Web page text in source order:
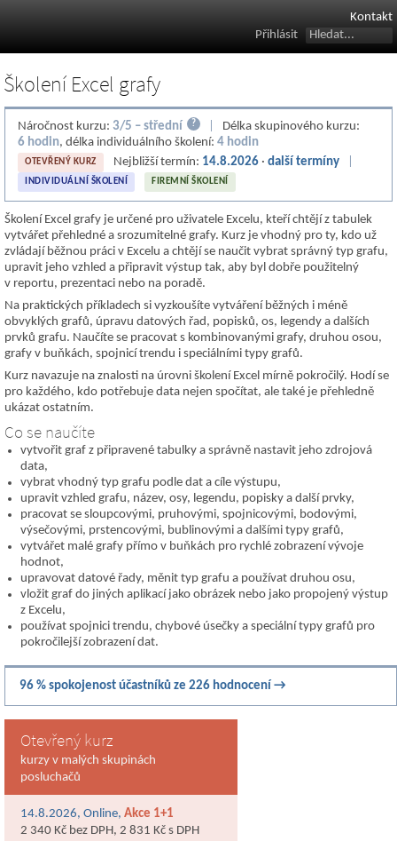
Kontakt
Přihlásit
Školení Excel grafy
Náročnost kurzu: 3/5 – střední ?
Délka skupinového kurzu:
6 hodin, délka individuálního školení: 4 hodin
OTEVŘENÝ KURZ Nejbližší termín: 14.8.2026· další termíny
INDIVIDUÁLNÍ ŠKOLENÍ FIREMNÍ ŠKOLENÍ
Školení Excel grafy je určené pro uživatele Excelu, kteří chtějí z tabulek
vytvářet přehledné a srozumitelné grafy. Kurz je vhodný pro ty, kdo už
zvládají běžnou práci v Excelu a chtějí se naučit vybrat správný typ grafu,
upravit jeho vzhled a připravit výstup tak, aby byl dobře použitelný
v reportu, prezentaci nebo na poradě.
Na praktických příkladech si vyzkoušíte vytváření běžných i méně
obvyklých grafů, úpravu datových řad, popisků, os, legendy a dalších
prvků grafu. Naučíte se pracovat s kombinovanými grafy, druhou osou,
grafy v buňkách, spojnicí trendu i speciálními typy grafů.
Kurz navazuje na znalosti na úrovni školení Excel mírně pokročilý. Hodí se
pro každého, kdo potřebuje data nejen spočítat, ale také je přehledně
ukázat ostatním.
Co se naučíte
vytvořit graf z připravené tabulky a správně nastavit jeho zdrojová
data,
vybrat vhodný typ grafu podle dat a cíle výstupu,
upravit vzhled grafu, název, osy, legendu, popisky a další prvky,
pracovat se sloupcovými, pruhovými, spojnicovými, bodovými,
výsečovými, prstencovými, bublinovými a dalšími typy grafů,
vytvářet malé grafy přímo v buňkách pro rychlé zobrazení vývoje
hodnot,
upravovat datové řady, měnit typ grafu a používat druhou osu,
vložit graf do jiných aplikací jako obrázek nebo jako propojený výstup
z Excelu,
používat spojnici trendu, chybové úsečky a speciální typy grafů pro
pokročilejší zobrazení dat.
96 % spokojenost účastníků ze 226 hodnocení →
Otevřený kurz
kurzy v malých skupinách
posluchačů
14.8.2026, Online, Akce 1+1
2 340 Kč bez DPH, 2 831 Kč s DPH